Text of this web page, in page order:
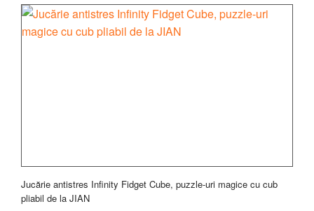
Jucărie antistres Infinity Fidget Cube, puzzle-uri magice cu cub
pliabil de la JIAN